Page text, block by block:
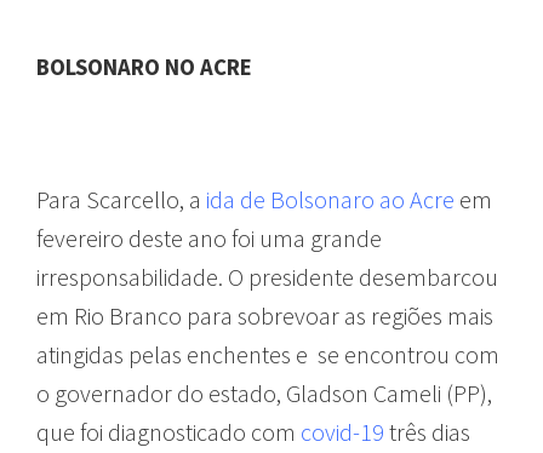
BOLSONARO NO ACRE
Para Scarcello, a ida de Bolsonaro ao Acre em
fevereiro deste ano foi uma grande
irresponsabilidade. O presidente desembarcou
em Rio Branco para sobrevoar as regiões mais
atingidas pelas enchentes e se encontrou com
o governador do estado, Gladson Cameli (PP),
que foi diagnosticado com covid-19 três dias